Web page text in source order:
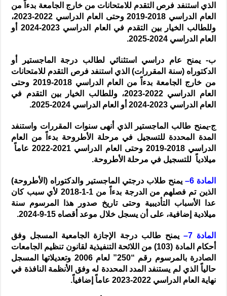
الذي استنفد فرص التقدم للامتحانات من خارج الجامعة بدءاً من
العام الدراسي 2018-2019 وحتى العام الدراسي 2022-2023،
وللطالب الخيار بين التقدم في العام الدراسي 2023-2024 أو
العام الدراسي 2024-2025.
‌ب- يمنح عام دراسي استثنائي لطالب درجة الماجستير أو
الدكتوراه (سنة المقررات) الذي استنفد فرص التقدم للامتحانات
من خارج الجامعة بدءاً من العام الدراسي 2018-2019 وحتى
العام الدراسي 2022-2023، وللطالب الخيار بين التقدم في
العام الدراسي 2023-2024 أو العام الدراسي 2024-2025.
‌ج-يمنح طالب الماجستير الذي أنهى سنوات المقررات واستنفد
المدة المحددة للتسجيل في مرحلة الأطروحة بدءاً من العام
الدراسي 2018-2019 وحتى العام الدراسي 2021-2022 عاماً
ميلادياً للتسجيل في مرحلة الأطروحة.
المادة 6–
يمنح طلاب درجتي الماجستير والدكتوراه (الأطروحة)
الذين تم فصلهم من الدرجة بدءاً من 1-1-2018 لأي سبب كان
عدا الأسباب التأديبية وحتى تاريخ صدور هذا المرسوم سنة
ميلادية إضافية، على أن يسجل خلال موعد أقصاه 15-9-2024.
المادة 7–
يمنح طالب درجة الإجازة الجامعية المسجل وفق
أحكام المادة (103) من اللائحة التنفيذية لقانون تنظيم الجامعات
الصادرة بالمرسوم رقم “250” لعام 2006 وتعديلاتها المسجل
حالياً الذي لم يستنفد المدد المحددة له وفق الأنظمة النافذة في
نهاية العام الدراسي 2022-2023 عاماً إضافياً.